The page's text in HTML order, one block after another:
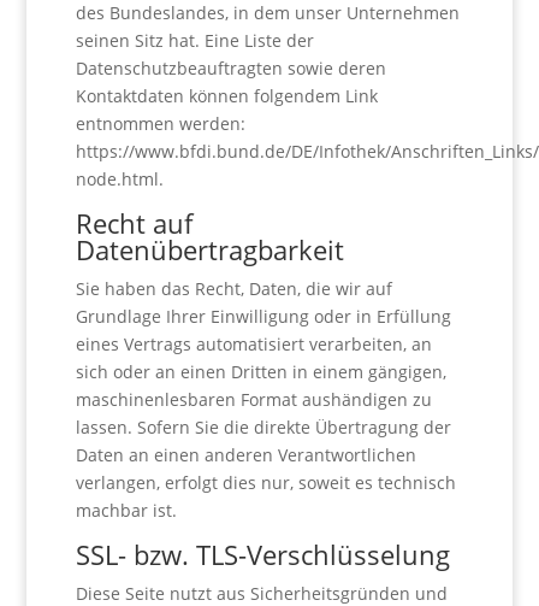
des Bundeslandes, in dem unser Unternehmen
seinen Sitz hat. Eine Liste der
Datenschutzbeauftragten sowie deren
Kontaktdaten können folgendem Link
entnommen werden:
https://www.bfdi.bund.de/DE/Infothek/
node.html.
Recht auf
Datenübertragbarkeit
Sie haben das Recht, Daten, die wir auf
Grundlage Ihrer Einwilligung oder in Erfüllung
eines Vertrags automatisiert verarbeiten, an
sich oder an einen Dritten in einem gängigen,
maschinenlesbaren Format aushändigen zu
lassen. Sofern Sie die direkte Übertragung der
Daten an einen anderen Verantwortlichen
verlangen, erfolgt dies nur, soweit es technisch
machbar ist.
SSL- bzw. TLS-Verschlüsselung
Diese Seite nutzt aus Sicherheitsgründen und